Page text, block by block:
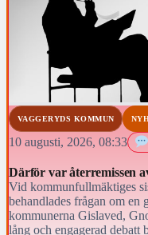
VAGGERYDS KOMMUN
10 augusti, 2026, 08:33
Därför var återremissen
Vid kommunfullmäktiges
behandlades frågan om en
kommunerna Gislaved,
lång och engagerad debatt